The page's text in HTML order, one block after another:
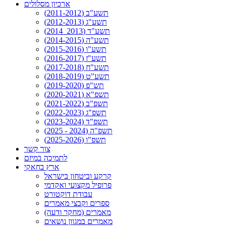
ארכיון מסלולים
תשע"ב (2011-2012)
תשע"ג (2012-2013)
תשע"ד (2013_2014)
תשע"ה (2014-2015)
תשע"ו (2015-2016)
תשע"ז (2016-2017)
תשע"ח (2017-2018)
תשע"ט (2018-2019)
תש"פ (2019-2020)
תשפ"א (2020-2021)
תשפ"ב (2021-2022)
תשפ"ג (2022-2023)
תשפ"ד (2023-2024)
תשפ"ה (2024 - 2025)
תשפ"ו (2025-2026)
צור קשר
לתמיכה במיזם
ארץ בחאקי
קרקע וביטחון בישראל
פרופיל מקצועי ואקדמי
עבודת דוקטורט
ספרים וקבצי מאמרים
מאמרים (מחקר ודעה)
מאמרים במגוון נושאים